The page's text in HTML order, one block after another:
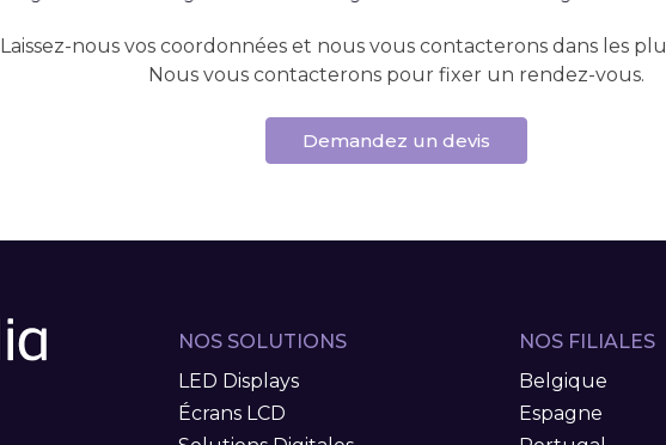
Laissez-nous vos coordonnées et nous vous contacterons dans les
Nous vous contacterons pour fixer un rendez-vous.
Demandez un devis
NOS SOLUTIONS
LED Displays
Écrans LCD
NOS FILIALES
Belgique
Espagne